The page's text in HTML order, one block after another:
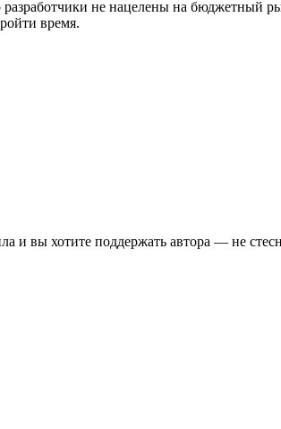
не нацелены на бюджетный
время.
и вы хотите поддержать автора — не